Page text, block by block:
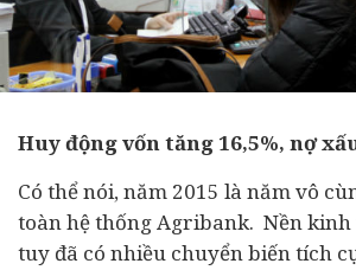
Huy động vốn tăng 16,5%, nợ
Có thể nói, năm 2015 là năm vô
toàn hệ thống Agribank. Nềnkinh
tuy đã có nhiều chuyển biến tích